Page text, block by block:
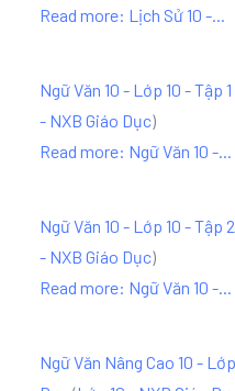
Read more: Lịch Sử 10 -...
Ngữ Văn 10 - Lớp 10 - Tập
- NXB Giáo Dục)
Read more: Ngữ Văn 10 -...
Ngữ Văn 10 - Lớp 10 - Tập
- NXB Giáo Dục)
Read more: Ngữ Văn 10 -...
Ngữ Văn Nâng Cao 10 -